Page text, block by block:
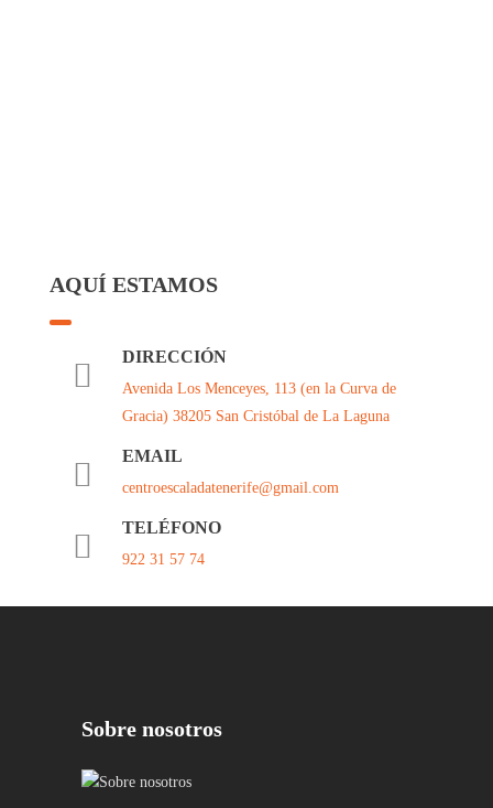
AQUÍ ESTAMOS
DIRECCIÓN
Avenida Los Menceyes, 113 (en la Curva de
Gracia) 38205 San Cristóbal de La Laguna
EMAIL
centroescaladatenerife@gmail.com
TELÉFONO
922 31 57 74
Sobre nosotros